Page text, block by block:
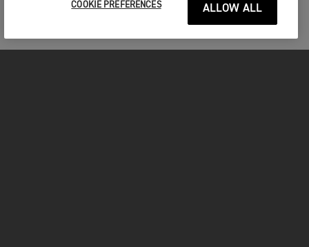
COOKIE PREFERENCES ALLOW ALL